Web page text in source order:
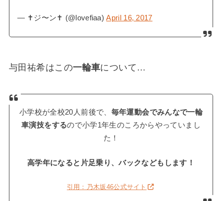
— ✝︎ジ〜ン✝︎ (@lovefiaa)April 16, 2017
与田祐希はこの一輪車について…
小学校が全校20人前後で、 毎年運動会でみんなで一輪
車演技をするので小学1年生のころからやっていまし
た！
高学年になると片足乗り、バックなどもします！
引用：乃木坂46公式サイト